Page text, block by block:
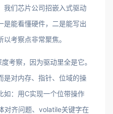
我们芯片公司招嵌入式驱动
是能看懂硬件，二是能写出
考察点非常聚焦。
考察，因为驱动里全是它。
是对内存、指针、位域的操
如：用C实现一个位带操作
对齐问题、volatile关键字在